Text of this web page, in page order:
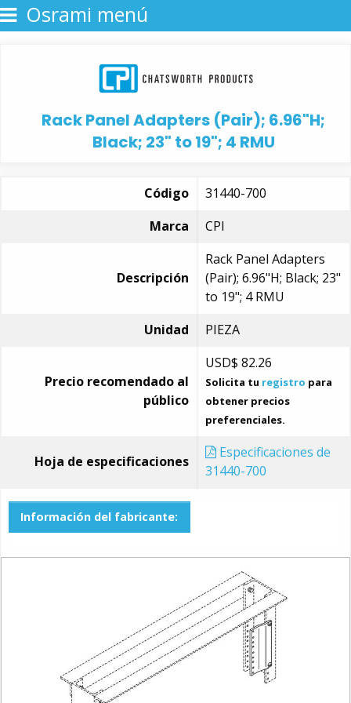
Osrami menú
Rack Panel Adapters (Pair); 6.96"H;
Black; 23" to 19"; 4 RMU
Código
31440-700
Marca
CPI
Descripción
Rack Panel Adapters
(Pair); 6.96"H; Black; 23"
to 19"; 4 RMU
Unidad
PIEZA
Precio recomendado al
público
USD$ 82.26
Solicita tu registro para
obtener precios
preferenciales.
Hoja de especificaciones
Especificaciones de
31440-700
Información del fabricante: